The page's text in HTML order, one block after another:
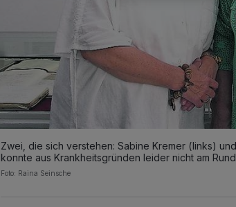
Zwei, die sich verstehen: Sabine Kremer (links)
konnte aus Krankheitsgründen leider nicht am
Foto: Raina Seinsche